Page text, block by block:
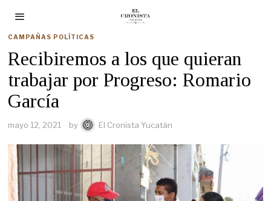
CAMPAÑAS POLÍTICAS
Recibiremos a los que quieran
trabajar por Progreso: Romario
García
mayo 12, 2021 by El Cronista Yucatán